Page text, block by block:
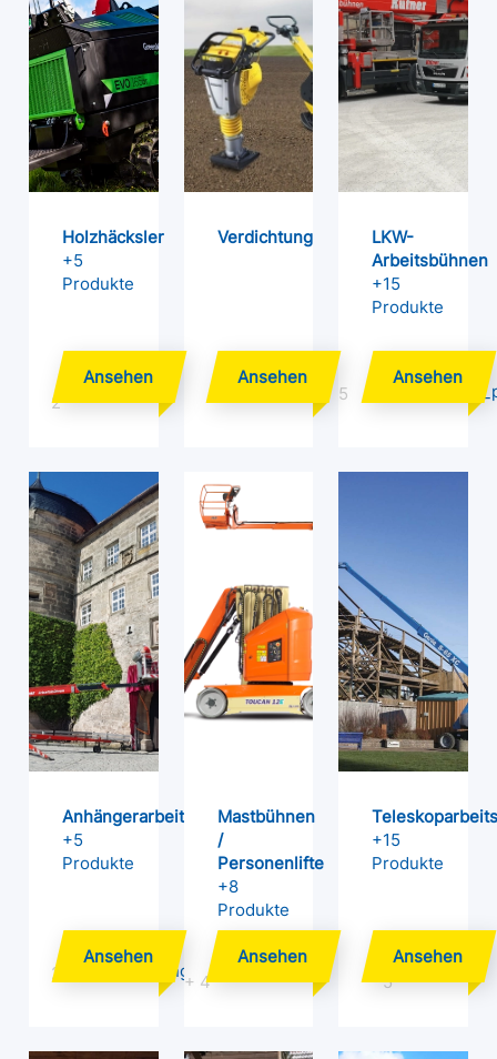
Holzhäcksler
+5
Produkte
2
Verdichtung
LKW-
Arbeitsbühnen
+15
Produkte
5
Anhängerarbeitsbühnen
+5
Produkte
2
Mastbühnen
/
Personenlifte
+8
Produkte
+ 4
+15
Produkte
5